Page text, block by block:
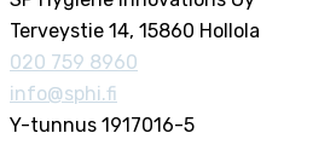
Terveystie 14, 15860 Hollola
020 759 8960
info@sphi.fi
Y-tunnus 1917016-5